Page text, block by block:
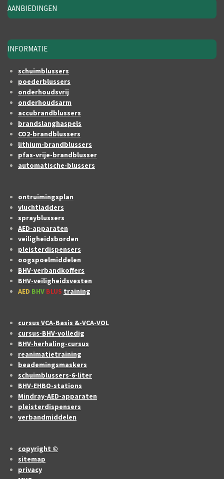
AANBIEDINGEN
INFORMATIE
schuimblussers
poederblussers
onderhoudsvrij
onderhoudsarm
accubrandblussers
brandslanghaspels
CO2-brandblussers
lithium-brandblussers
pfas-vrije-brandblusser
automatische-blussers
ontruimingsplan
vluchtladders
sprayblussers
AED-apparaten
veiligheidsborden
pleisterdispensers
oogspoelmiddelen
BHV-verbandkoffers
BHV-veiligheidsvesten
AED BHV BLUS training
cursus VCA-Basis &-VCA-VOL
cursus-BHV-volledig
BHV-herhaling-cursus
reanimatietraining
beademingsmaskers
schuimblussers-6-liter
BHV-EHBO-stations
Mindray-AED-apparaten
pleisterdispensers
verbandmiddelen
copyright ©
sitemap
privacy